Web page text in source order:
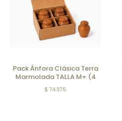
Pack Ánfora Clásica Terra
Marmolada TALLA M+ (4
unidades)
$ 74.375